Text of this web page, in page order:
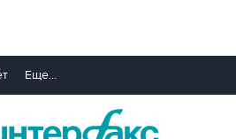
Еще...